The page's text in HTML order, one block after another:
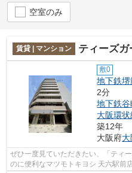
空室のみ
賃貸 | マンション ティーズガ
敷0
地下鉄堺
2分
地下鉄谷
大阪環状
築12年
大阪府
ぜひ一度見ていただきたい、「ティ
のに便利なマツモトキヨシ 天六駅前